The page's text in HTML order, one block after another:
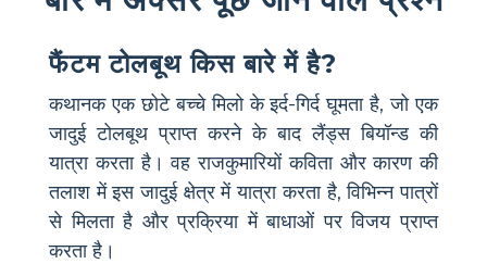
फैंटम टोलबूथ किस बारे में है?
कथानक एक छोटे बच्चे मिलो के इर्द-गिर्द घूमता है, जो एक
जादुई टोलबूथ प्राप्त करने के बाद लैंड्स बियॉन्ड की
यात्रा करता है। वह राजकुमारियों कविता और कारण की
तलाश में इस जादुई क्षेत्र में यात्रा करता है, विभिन्न पात्रों
से मिलता है और प्रक्रिया में बाधाओं पर विजय प्राप्त
करता है।